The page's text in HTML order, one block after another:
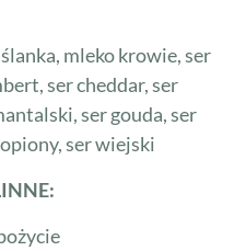
mleko krowie, ser
ser cheddar, ser
ser gouda, ser
ser wiejski